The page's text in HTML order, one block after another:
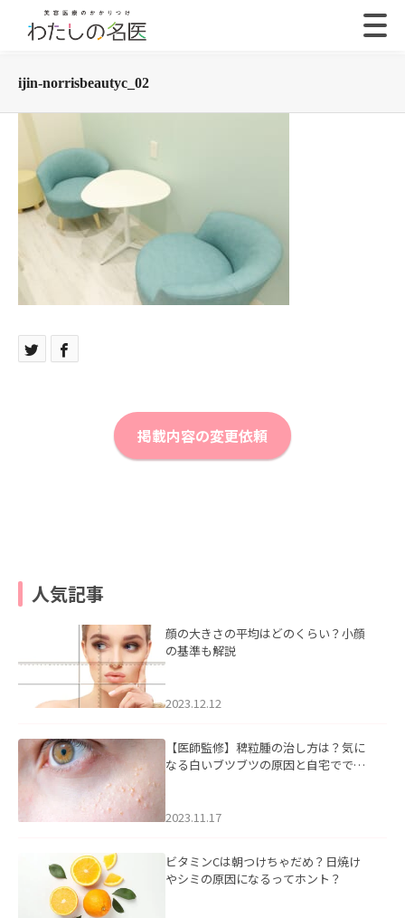
ijin-norrisbeautyc_02
掲載内容の変更依頼
人気記事
顔の大きさの平均はどのくらい？小顔
の基準も解説
2023.12.12
【医師監修】稗粒腫の治し方は？気に
なる白いブツブツの原因と自宅ででき
2023.11.17
ビタミンCは朝つけちゃだめ？日焼け
やシミの原因になるってホント？